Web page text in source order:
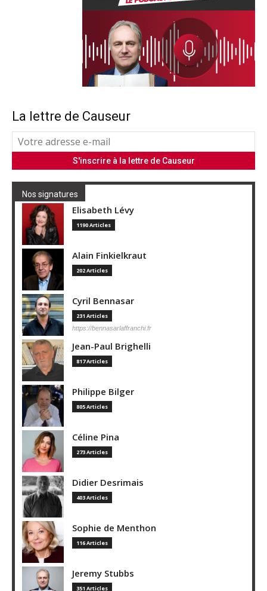
La lettre de Causeur
Nos signatures
Elisabeth Lévy
1190 Articles
Alain Finkielkraut
202 Articles
Cyril Bennasar
231 Articles
https://bennasarlaffranchi.fr
Jean-Paul Brighelli
817 Articles
Philippe Bilger
805 Articles
Céline Pina
273 Articles
Didier Desrimais
403 Articles
Sophie de Menthon
116 Articles
Jeremy Stubbs
351 Articles